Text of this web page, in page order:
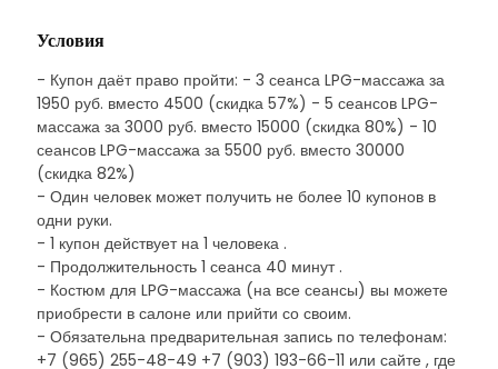
Условия
- Купон даёт право пройти: - 3 сеанса LPG-массажа за
1950 руб. вместо 4500 (скидка 57%) - 5 сеансов LPG-
массажа за 3000 руб. вместо 15000 (скидка 80%) - 10
сеансов LPG-массажа за 5500 руб. вместо 30000
(скидка 82%)
- Один человек может получить не более 10 купонов в
одни руки.
- 1 купон действует на 1 человека .
- Продолжительность 1 сеанса 40 минут .
- Костюм для LPG-массажа (на все сеансы) вы можете
приобрести в салоне или прийти со своим.
- Обязательна предварительная запись по телефонам:
+7 (965) 255-48-49 +7 (903) 193-66-11 или сайте , где